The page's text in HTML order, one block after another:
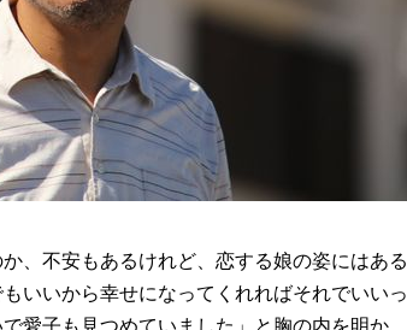
、不安もあるけれど、恋する娘の姿にはある
いから幸せになってくれればそれでいいっ
愛子も見つめていました」と胸の内を明か